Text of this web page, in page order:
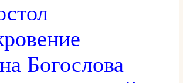
Богослова